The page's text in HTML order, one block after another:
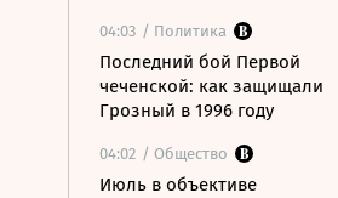
04:03 / Политика
Последний бой Первой
чеченской: как защищали
Грозный в 1996 году
04:02 / Общество
Июль в объективе